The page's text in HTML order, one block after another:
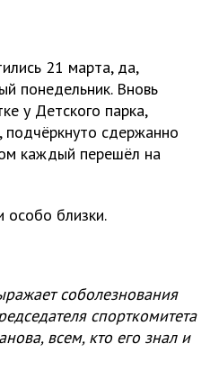
21 марта, да,
понедельник. Вновь
у Детского парка,
сдержанно
каждый перешёл на
особо близки.
соболезнования
спорткомитета
всем, кто его знал и